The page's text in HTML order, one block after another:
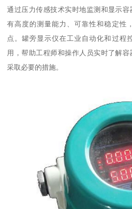
通过压力传感技术实时地监测和显示
有高度的测量能力、可靠性和稳定性
点。罐旁显示仪在工业自动化和过程
用，帮助工程师和操作人员实时了解
采取必要的措施。